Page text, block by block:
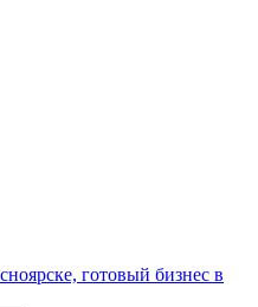
готовый бизнес в